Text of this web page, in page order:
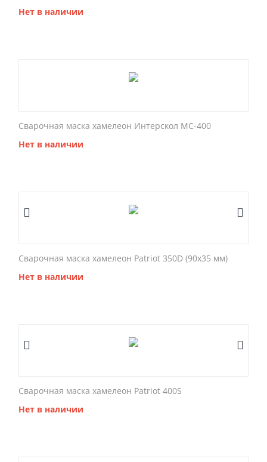
Нет в наличии
Сварочная маска хамелеон Интерскол МС-400
Нет в наличии
Сварочная маска хамелеон Patriot 350D (90x35 мм)
Нет в наличии
Сварочная маска хамелеон Patriot 400S
Нет в наличии